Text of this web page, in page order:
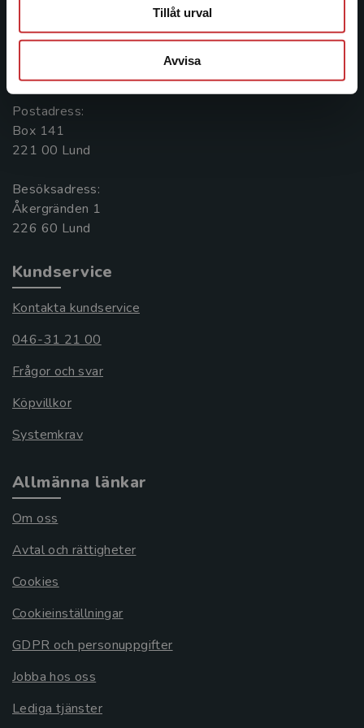
Tillåt urval
Avvisa
Kontakta oss
046-31 20 00
Postadress:
Box 141
221 00 Lund
Besöksadress:
Åkergränden 1
Kundservice
Kontakta kundservice
046-31 21 00
Frågor och svar
Köpvillkor
Systemkrav
Allmänna länkar
Om oss
Avtal och rättigheter
Cookies
Cookieinställningar
GDPR och personuppgifter
Jobba hos oss
Lediga tjänster